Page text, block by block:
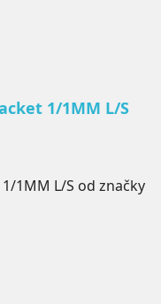
1/1MM L/S
1/1MM L/S od značky